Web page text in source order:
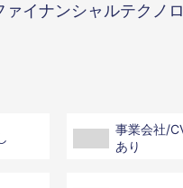
ァイナンシャルテクノ
事業会社/
あり